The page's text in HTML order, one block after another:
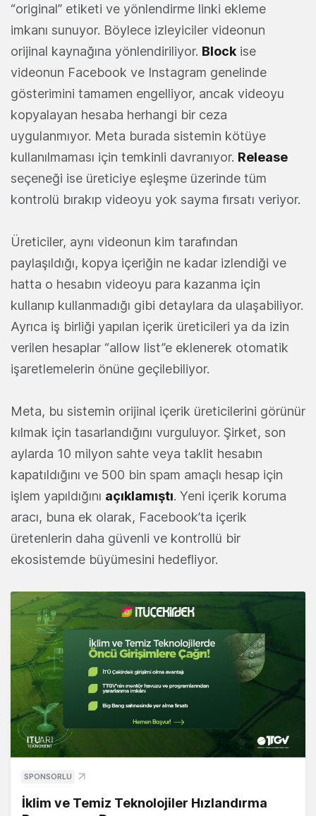
“original” etiketi ve yönlendirme linki ekleme
imkanı sunuyor. Böylece izleyiciler videonun
orijinal kaynağına yönlendiriliyor. Block ise
videonun Facebook ve Instagram genelinde
gösterimini tamamen engelliyor, ancak videoyu
kopyalayan hesaba herhangi bir ceza
uygulanmıyor. Meta burada sistemin kötüye
kullanılmaması için temkinli davranıyor. Release
seçeneği ise üreticiye eşleşme üzerinde tüm
kontrolü bırakıp videoyu yok sayma fırsatı veriyor.
Üreticiler, aynı videonun kim tarafından
paylaşıldığı, kopya içeriğin ne kadar izlendiği ve
hatta o hesabın videoyu para kazanma için
kullanıp kullanmadığı gibi detaylara da ulaşabiliyor.
Ayrıca iş birliği yapılan içerik üreticileri ya da izin
verilen hesaplar “allow list”e eklenerek otomatik
işaretlemelerin önüne geçilebiliyor.
Meta, bu sistemin orijinal içerik üreticilerini görünür
kılmak için tasarlandığını vurguluyor. Şirket, son
aylarda 10 milyon sahte veya taklit hesabın
kapatıldığını ve 500 bin spam amaçlı hesap için
işlem yapıldığını açıklamıştı. Yeni içerik koruma
aracı, buna ek olarak, Facebook’ta içerik
üretenlerin daha güvenli ve kontrollü bir
ekosistemde büyümesini hedefliyor.
SPONSORLU
İklim ve Temiz Teknolojiler Hızlandırma